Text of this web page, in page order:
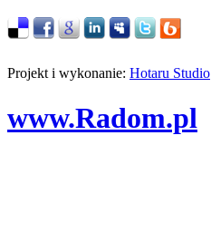
Projekt i wykonanie: Hotaru Studio
www.Radom.pl